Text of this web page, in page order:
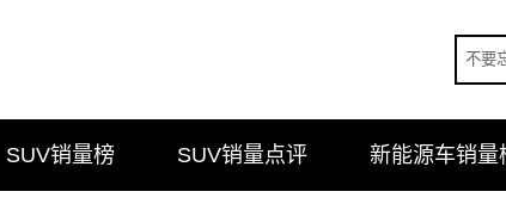
SUV销量榜 SUV销量点评 新能源车销量